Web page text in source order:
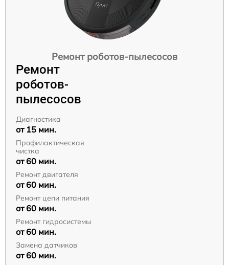
Ремонт роботов-пылесосов
Ремонт
роботов-
пылесосов
Диагностика
от 15 мин.
Профилактическая
чистка
от 60 мин.
Ремонт двигателя
от 60 мин.
Ремонт цепи питания
от 60 мин.
Ремонт гидросистемы
от 60 мин.
Замена датчиков
от 60 мин.